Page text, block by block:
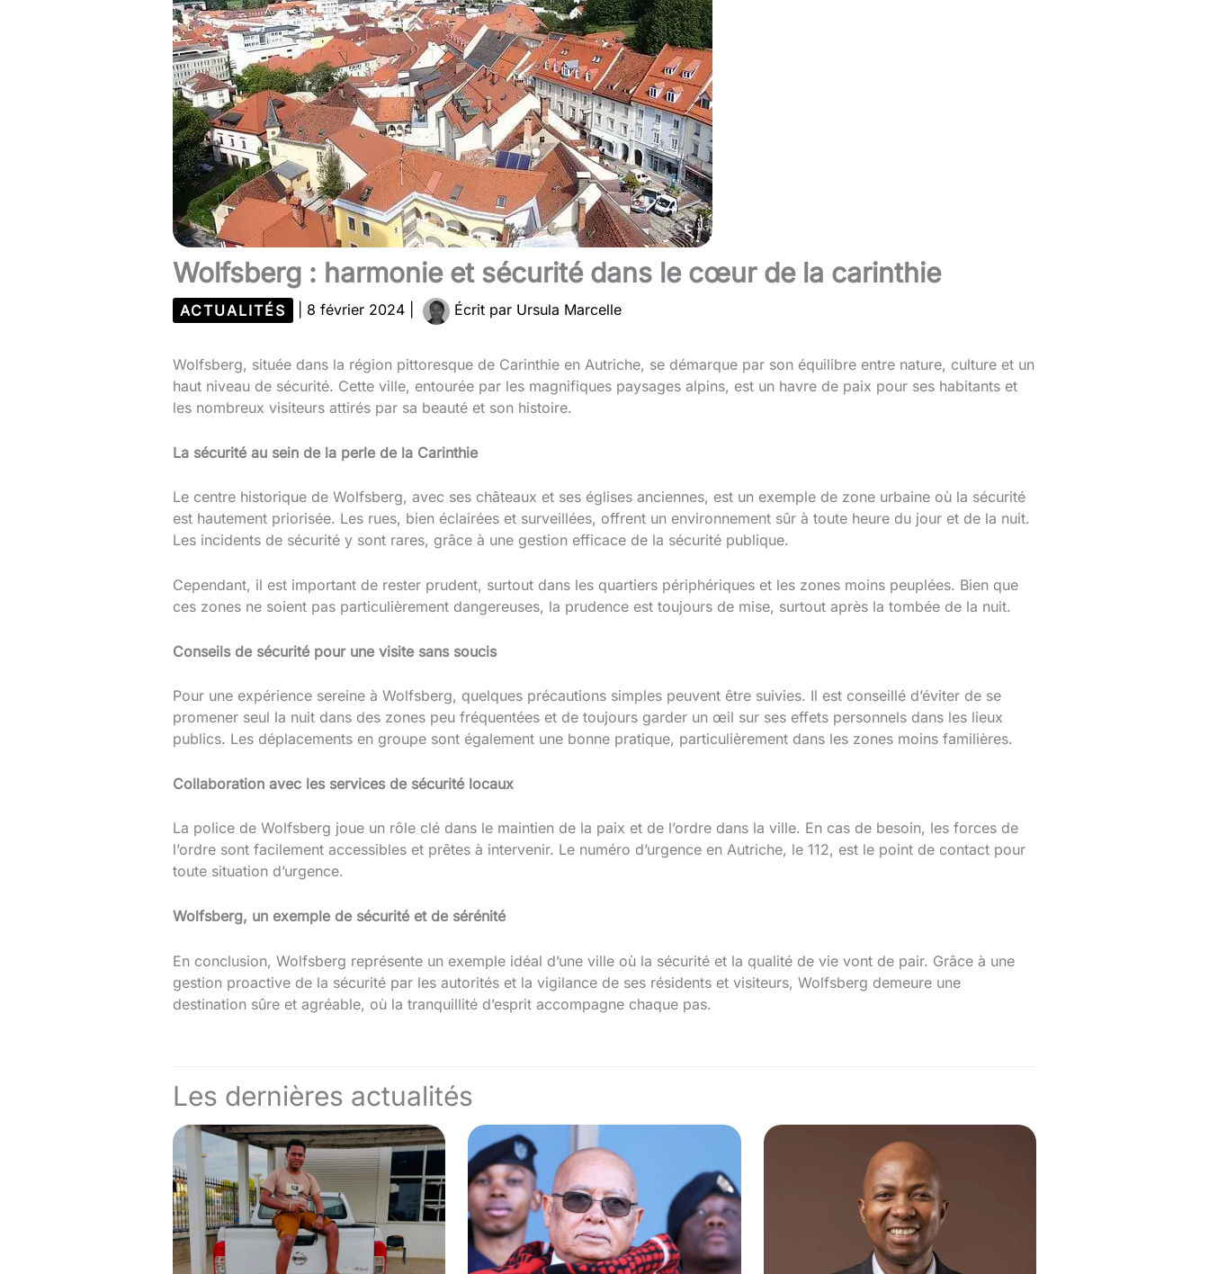
Wolfsberg : harmonie et sécurité dans le cœur de la carinthie
ACTUALITÉS 8 février 2024 Écrit par Ursula Marcelle
Wolfsberg, située dans la région pittoresque de Carinthie en Autriche, se démarque par son équilibre entre nature, culture et un
haut niveau de sécurité. Cette ville, entourée par les magnifiques paysages alpins, est un havre de paix pour ses habitants et
les nombreux visiteurs attirés par sa beauté et son histoire.
La sécurité au sein de la perle de la Carinthie
Le centre historique de Wolfsberg, avec ses châteaux et ses églises anciennes, est un exemple de zone urbaine où la sécurité
est hautement priorisée. Les rues, bien éclairées et surveillées, offrent un environnement sûr à toute heure du jour et de la nuit.
Les incidents de sécurité y sont rares, grâce à une gestion efficace de la sécurité publique.
Cependant, il est important de rester prudent, surtout dans les quartiers périphériques et les zones moins peuplées. Bien que
ces zones ne soient pas particulièrement dangereuses, la prudence est toujours de mise, surtout après la tombée de la nuit.
Conseils de sécurité pour une visite sans soucis
Pour une expérience sereine à Wolfsberg, quelques précautions simples peuvent être suivies. Il est conseillé d’éviter de se
promener seul la nuit dans des zones peu fréquentées et de toujours garder un œil sur ses effets personnels dans les lieux
publics. Les déplacements en groupe sont également une bonne pratique, particulièrement dans les zones moins familières.
Collaboration avec les services de sécurité locaux
La police de Wolfsberg joue un rôle clé dans le maintien de la paix et de l’ordre dans la ville. En cas de besoin, les forces de
l’ordre sont facilement accessibles et prêtes à intervenir. Le numéro d’urgence en Autriche, le 112, est le point de contact pour
toute situation d’urgence.
Wolfsberg, un exemple de sécurité et de sérénité
En conclusion, Wolfsberg représente un exemple idéal d’une ville où la sécurité et la qualité de vie vont de pair. Grâce à une
gestion proactive de la sécurité par les autorités et la vigilance de ses résidents et visiteurs, Wolfsberg demeure une
destination sûre et agréable, où la tranquillité d’esprit accompagne chaque pas.
Les dernières actualités